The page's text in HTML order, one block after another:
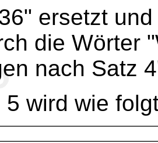
ersetzt
die Wörter
nach Satz
5 wird wie